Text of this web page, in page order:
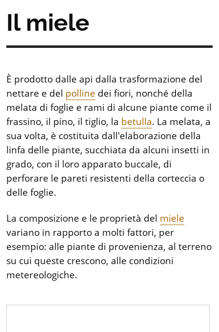
Il miele
È prodotto dalle api dalla trasformazione del
nettare e del polline dei fiori, nonché della
melata di foglie e rami di alcune piante come il
frassino, il pino, il tiglio, la betulla. La melata, a
sua volta, è costituita dall'elaborazione della
linfa delle piante, succhiata da alcuni insetti in
grado, con il loro apparato buccale, di
perforare le pareti resistenti della corteccia o
delle foglie.
La composizione e le proprietà del miele
variano in rapporto a molti fattori, per
esempio: alle piante di provenienza, al terreno
su cui queste crescono, alle condizioni
metereologiche.